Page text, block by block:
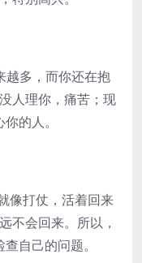
多，而你还在抱
人理你，痛苦；现
的人。
打仗，活着回来
不会回来。所以，
自己的问题。